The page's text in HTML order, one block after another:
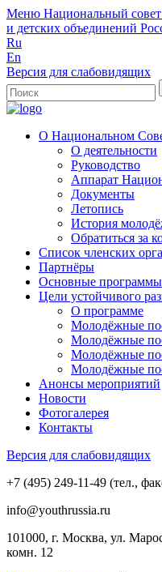
Меню Национальный
и детских объединений
Ru
En
Версия для слабовидящих
О Национальном
О деятельности
Руководство
Аппарат
Документы
Летопись
История
Обратиться за
Список членских
Партнёры
Основные
Цели устойчивого
О программе
Молодёжные
Молодёжные
Молодёжные
Молодёжные
Анонсы мероприятий
Новости
Фотогалерея
Контакты
Версия для слабовидящих
+7 (495) 249-11-49 (тел.,
info@youthrussia.ru
101000, г. Москва, ул.
комн. 12